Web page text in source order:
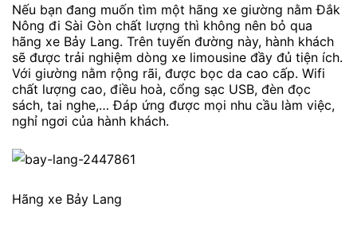
Nếu bạn đang muốn tìm một hãng xe giường nằm Đắk
Nông đi Sài Gòn chất lượng thì không nên bỏ qua
hãng xe Bảy Lang. Trên tuyến đường này, hành khách
sẽ được trải nghiệm dòng xe limousine đầy đủ tiện ích.
Với giường nằm rộng rãi, được bọc da cao cấp. Wifi
chất lượng cao, điều hoà, cổng sạc USB, đèn đọc
sách, tai nghe,… Đáp ứng được mọi nhu cầu làm việc,
nghỉ ngơi của hành khách.
Hãng xe Bảy Lang